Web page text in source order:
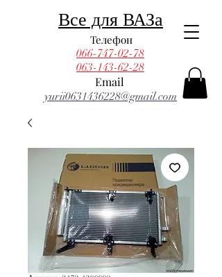
Email
Телефон
yurii0631436228@gmail.com
066-747-02-78
Все для ВАЗа
063-143-62-28